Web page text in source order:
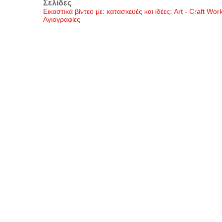
Σελίδες
Εικαστικά βίντεο με: κατασκευές και ιδέες: Art - Craft
Αγιογραφίες